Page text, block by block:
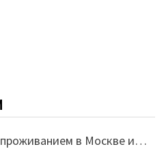
в Москве и…